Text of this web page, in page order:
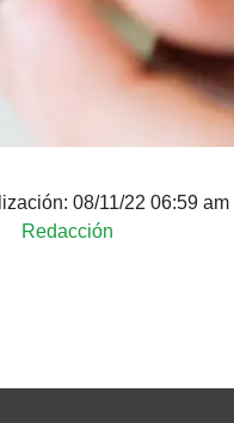
08/11/22 06:59 am|
Redacción